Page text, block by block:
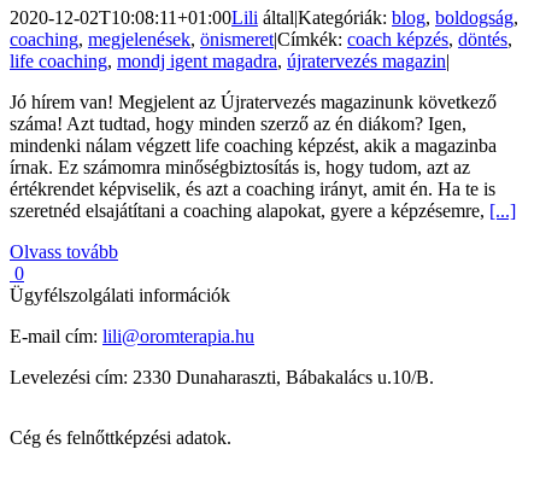
2020-12-02T10:08:11+01:00Lili által|Kategóriák: blog, boldogság,
coaching, megjelenések, önismeret|Címkék: coach képzés, döntés,
life coaching, mondj igent magadra, újratervezés magazin|
Jó hírem van! Megjelent az Újratervezés magazinunk következő
száma! Azt tudtad, hogy minden szerző az én diákom? Igen,
mindenki nálam végzett life coaching képzést, akik a magazinba
írnak. Ez számomra minőségbiztosítás is, hogy tudom, azt az
értékrendet képviselik, és azt a coaching irányt, amit én. Ha te is
szeretnéd elsajátítani a coaching alapokat, gyere a képzésemre, [...]
Olvass tovább
0
Ügyfélszolgálati információk
E-mail cím: lili@oromterapia.hu
Levelezési cím: 2330 Dunaharaszti, Bábakalács u.10/B.
Cég és felnőttképzési adatok.